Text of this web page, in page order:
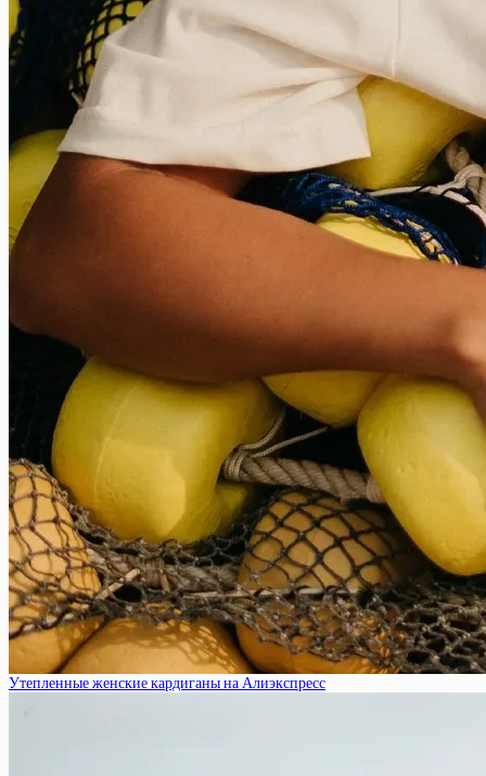
Утепленные женские кардиганы на Алиэкспресс